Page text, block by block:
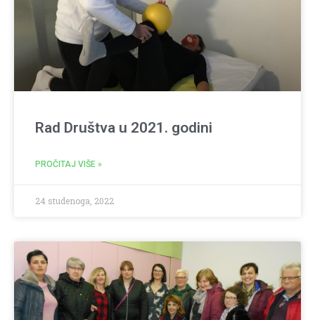
Rad Društva u 2021. godini
PROČITAJ VIŠE »
24 studenoga, 2022